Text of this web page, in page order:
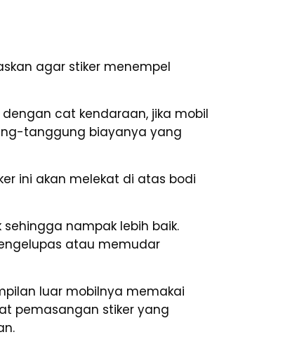
agar stiker menempel
dengan cat kendaraan, jika mobil
tanggung biayanya yang
ini akan melekat di atas bodi
nampak lebih baik.
atau memudar
luar mobilnya memakai
pemasangan stiker yang